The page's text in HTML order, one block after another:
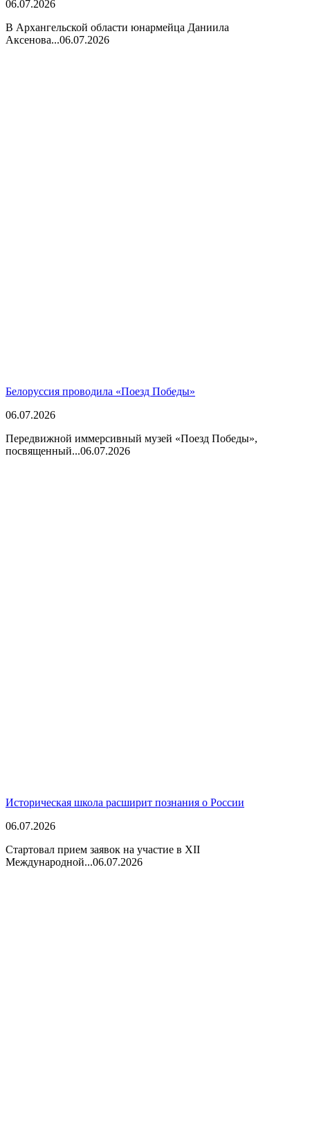
06.07.2026
В Архангельской области юнармейца Даниила
Аксенова...06.07.2026
Белоруссия проводила «Поезд Победы»
06.07.2026
Передвижной иммерсивный музей «Поезд Победы»,
посвященный...06.07.2026
Историческая школа расширит познания о России
06.07.2026
Стартовал прием заявок на участие в XII
Международной...06.07.2026